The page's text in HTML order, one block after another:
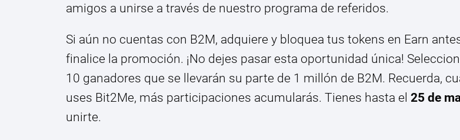
amigos a unirse a través de nuestro programa de referidos.
Si aún no cuentas con B2M, adquiere y bloquea tus tokens en Earn
finalice la promoción. ¡No dejes pasar esta oportunidad única!
10 ganadores que se llevarán su parte de 1 millón de B2M. Recuerda,
uses Bit2Me, más participaciones acumularás. Tienes hasta el 25 de
unirte.